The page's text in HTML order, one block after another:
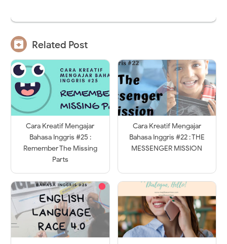
 Related Post
Cara Kreatif Mengajar
Bahasa Inggris #25 :
Remember The Missing
Parts
Cara Kreatif Mengajar
Bahasa Inggris #22 : THE
MESSENGER MISSION